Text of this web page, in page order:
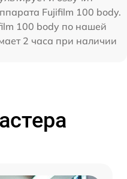
Fujifilm 100 body.
100 body по нашей
2 часа при наличии